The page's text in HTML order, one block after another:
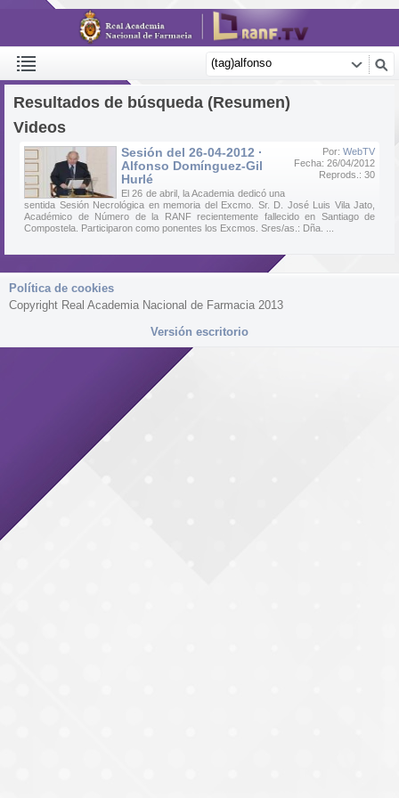
Resultados de búsqueda (Resumen)
Videos
Por: WebTV
Fecha: 26/04/2012
Reprods.: 30
Sesión del 26-04-2012 ·
Alfonso Domínguez-Gil
Hurlé
El 26 de abril, la Academia dedicó una
sentida Sesión Necrológica en memoria del Excmo. Sr. D. José Luis Vila Jato,
Académico de Número de la RANF recientemente fallecido en Santiago de
Compostela. Participaron como ponentes los Excmos. Sres/as.: Dña. ...
Política de cookies
Copyright Real Academia Nacional de Farmacia 2013
Versión escritorio